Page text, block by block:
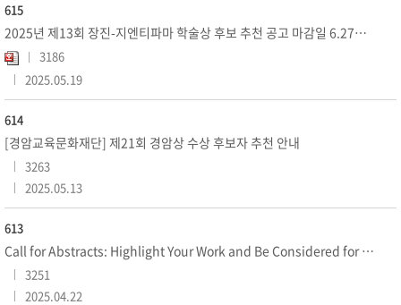
615
2025년 제13회 장진-지엔티파마 학술상 후보 추천 공고 마감일 6.27까지 연장
3186
2025.05.19
614
[경암교육문화재단] 제21회 경암상 수상 후보자 추천 안내
3263
2025.05.13
613
Call for Abstracts: Highlight Your Work and Be Considered for the Aw...
3251
2025.04.22